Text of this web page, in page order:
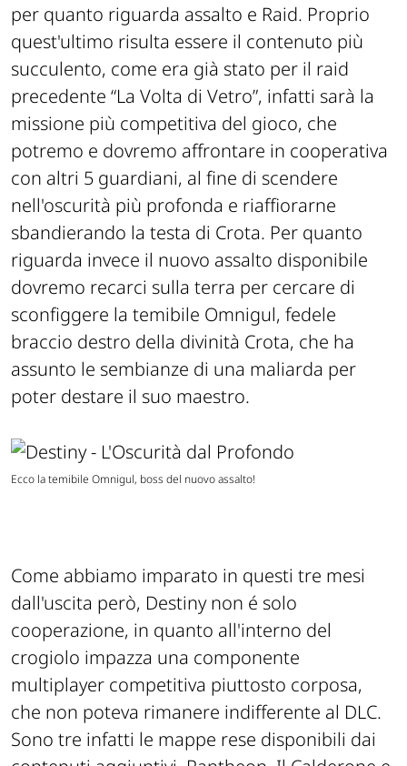
per quanto riguarda assalto e Raid. Proprio
quest'ultimo risulta essere il contenuto più
succulento, come era già stato per il raid
precedente “La Volta di Vetro”, infatti sarà la
missione più competitiva del gioco, che
potremo e dovremo affrontare in cooperativa
con altri 5 guardiani, al fine di scendere
nell'oscurità più profonda e riaffiorarne
sbandierando la testa di Crota. Per quanto
riguarda invece il nuovo assalto disponibile
dovremo recarci sulla terra per cercare di
sconfiggere la temibile Omnigul, fedele
braccio destro della divinità Crota, che ha
assunto le sembianze di una maliarda per
poter destare il suo maestro.
Ecco la temibile Omnigul, boss del nuovo assalto!
Come abbiamo imparato in questi tre mesi
dall'uscita però, Destiny non é solo
cooperazione, in quanto all'interno del
crogiolo impazza una componente
multiplayer competitiva piuttosto corposa,
che non poteva rimanere indifferente al DLC.
Sono tre infatti le mappe rese disponibili dai